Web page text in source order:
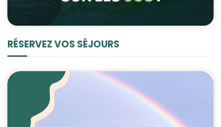
RÉSERVEZ VOS SÉJOURS